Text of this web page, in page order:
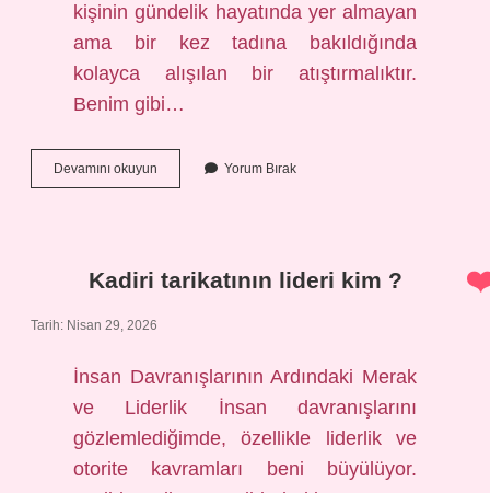
kişinin gündelik hayatında yer almayan
ama bir kez tadına bakıldığında
kolayca alışılan bir atıştırmalıktır.
Benim gibi…
Devamını okuyun
kabak
?
Yorum Bırak
Kadiri tarikatının lideri kim ?
Tarih: Nisan 29, 2026
İnsan Davranışlarının Ardındaki Merak
ve Liderlik İnsan davranışlarını
gözlemlediğimde, özellikle liderlik ve
otorite kavramları beni büyülüyor.